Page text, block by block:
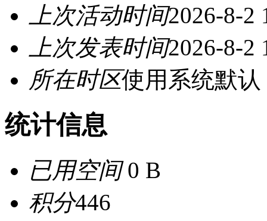
上次活动时间2026-8-2
上次发表时间2026-8-2
所在时区使用系统默认
统计信息
已用空间0 B
积分446